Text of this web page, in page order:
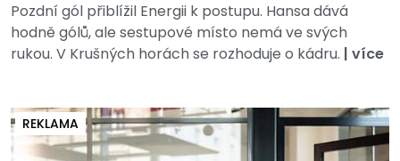
Pozdní gól přiblížil Energii k postupu. Hansa dává
hodně gólů, ale sestupové místo nemá ve svých
rukou. V Krušných horách se rozhoduje o kádru. | více
REKLAMA